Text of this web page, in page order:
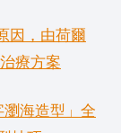
因，由荷爾
療方案
海造型」全